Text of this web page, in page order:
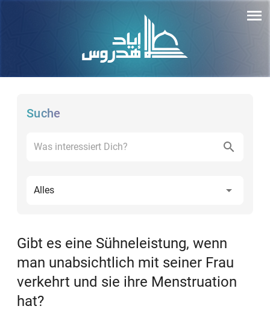
Suche
Alles
Gibt es eine Sühneleistung, wenn
man unabsichtlich mit seiner Frau
verkehrt und sie ihre Menstruation
hat?